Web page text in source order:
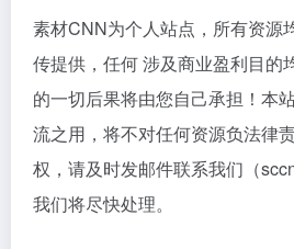
素材CNN为个人站点，所有资源
传提供，任何 涉及商业盈利目的
的一切后果将由您自己承担！本
流之用，将不对任何资源负法律
权，请及时发邮件联系我们（
我们将尽快处理。